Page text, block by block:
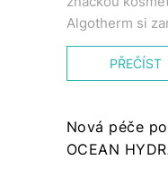
Algotherm si
PŘEČÍST
Nová péče
OCEAN